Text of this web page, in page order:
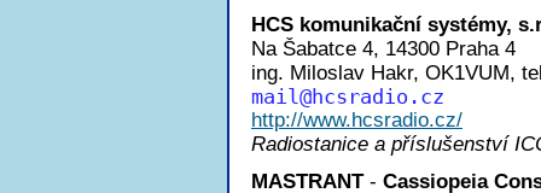
HCS komunikační systémy,
Na Šabatce 4, 14300 Praha 4
ing. Miloslav Hakr, OK1VUM,
mail@hcsradio.cz
http://www.hcsradio.cz/
Radiostanice a příslušenství
MASTRANT- Cassiopeia